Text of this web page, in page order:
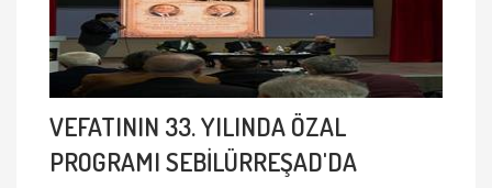
VEFATININ 33. YILINDA ÖZAL
PROGRAMI SEBİLÜRREŞAD'DA